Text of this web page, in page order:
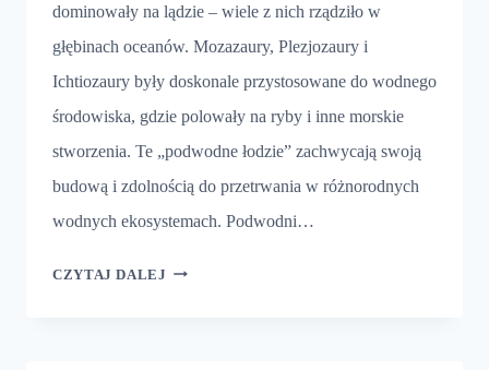
dominowały na lądzie – wiele z nich rządziło w
głębinach oceanów. Mozazaury, Plezjozaury i
Ichtiozaury były doskonale przystosowane do wodnego
środowiska, gdzie polowały na ryby i inne morskie
stworzenia. Te „podwodne łodzie” zachwycają swoją
budową i zdolnością do przetrwania w różnorodnych
wodnych ekosystemach. Podwodni…
CZYTAJ DALEJ DINOZAURY